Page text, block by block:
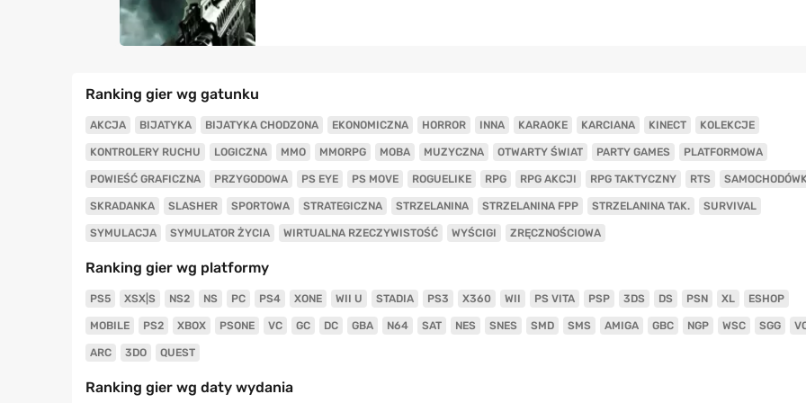
Ranking gier wg gatunku
AKCJA BIJATYKA BIJATYKA CHODZONA EKONOMICZNA HORROR INNA KARAOKE KARCIANA KINECT KOLEKCJE
KONTROLERY RUCHU LOGICZNA MMO MMORPG MOBA MUZYCZNA OTWARTY ŚWIAT PARTY GAMES PLATFORMOWA
POWIEŚĆ GRAFICZNA PRZYGODOWA PS EYE PS MOVE ROGUELIKE RPG RPG AKCJI RPG TAKTYCZNY RTS
SKRADANKA SLASHER SPORTOWA STRATEGICZNA STRZELANINA STRZELANINA FPP STRZELANINA TAK. SURVIVAL
SYMULACJA SYMULATOR ŻYCIA WIRTUALNA RZECZYWISTOŚĆ WYŚCIGI ZRĘCZNOŚCIOWA
Ranking gier wg platformy
PS5 XSX|S NS2 NS PC PS4 XONE WII U STADIA PS3 X360 WII PS VITA PSP 3DS DS PSN XL ESHOP
MOBILE PS2 XBOX PSONE VC GC DC GBA N64 SAT NES SNES SMD SMS AMIGA GBC NGP WSC SGG
ARC 3DO QUEST
Ranking gier wg daty wydania